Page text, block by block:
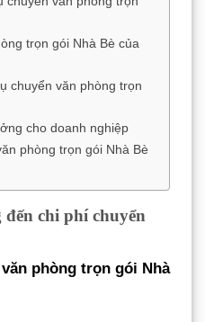
trọn gói Nhà Bè của
chuyển văn phòng trọn
cho doanh nghiệp
phòng trọn gói Nhà Bè
chi phí chuyển
phòng trọn gói Nhà